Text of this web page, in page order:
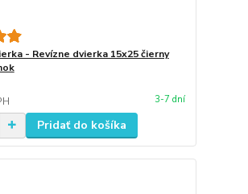
- Revízne dvierka 15x25 čierny
3-7 dní
Pridať do košíka